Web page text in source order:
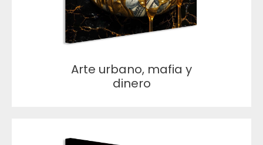
Arte urbano, mafia y
dinero